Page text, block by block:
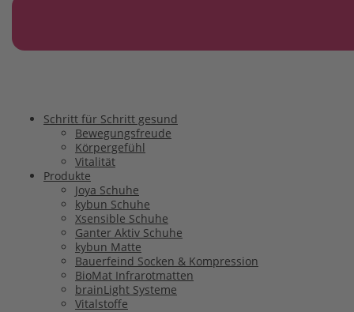
Schritt für Schritt gesund
Bewegungsfreude
Körpergefühl
Vitalität
Produkte
Joya Schuhe
kybun Schuhe
Xsensible Schuhe
Ganter Aktiv Schuhe
kybun Matte
Bauerfeind Socken & Kompression
BioMat Infrarotmatten
brainLight Systeme
Vitalstoffe